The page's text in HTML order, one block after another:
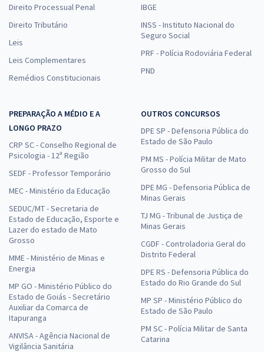
Direito Processual Penal
Direito Tributário
Leis
Leis Complementares
Remédios Constitucionais
IBGE
INSS - Instituto Nacional do
Seguro Social
PRF - Polícia Rodoviária Federal
PND
PREPARAÇÃO A MÉDIO E A
LONGO PRAZO
CRP SC - Conselho Regional de
Psicologia - 12ª Região
SEDF - Professor Temporário
MEC - Ministério da Educação
SEDUC/MT - Secretaria de
Estado de Educação, Esporte e
Lazer do estado de Mato
Grosso
MME - Ministério de Minas e
Energia
MP GO - Ministério Público do
Estado de Goiás - Secretário
Auxiliar da Comarca de
Itapuranga
ANVISA - Agência Nacional de
Vigilância Sanitária
OUTROS CONCURSOS
DPE SP - Defensoria Pública do
Estado de São Paulo
PM MS - Polícia Militar de Mato
Grosso do Sul
DPE MG - Defensoria Pública de
Minas Gerais
TJ MG - Tribunal de Justiça de
Minas Gerais
CGDF - Controladoria Geral do
Distrito Federal
DPE RS - Defensoria Pública do
Estado do Rio Grande do Sul
MP SP - Ministério Público do
Estado de São Paulo
PM SC - Polícia Militar de Santa
Catarina